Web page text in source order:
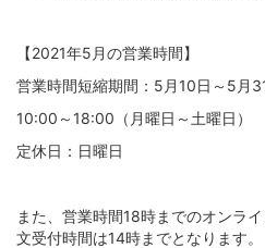
高圧電線
キャブタイヤ・丸形・平行形ケーブ
シールド・ロボットケーブル
ケーブルアクセサリー・結束材
シート・紐
スイッチ・電気設備
はんだ・はんだこて関連
ホットボンド・グルーガン
ヒートガン･シュリンク関連
店舗オリジナルプラグ・コネクター
店舗オリジナル配線材
自作セット商品
ETFE余剰品
デジタルケーブル
映像ケーブル
グランドボックス（仮想アース装
接続ケーブル
アクセサリー
オヤイデ店舗限定オリジナルリケー
楽器用ケーブル
DJ用ケーブル
DTM・レコーディング向け
電源プラグ&IECコネクター
壁コンセント/コンセントプレート
スピーカーケーブル
DTM・レコーディング向け
インターコネクトケーブル（RCA）
インターコネクトケーブル（XLR）
【2021年5月の営業時間】
営業時間短縮期間：5月10日～5月
10:00～18:00（月曜日～土曜日）
定休日：日曜日
また、営業時間18時までのオンラ
文受付時間は14時までとなります。